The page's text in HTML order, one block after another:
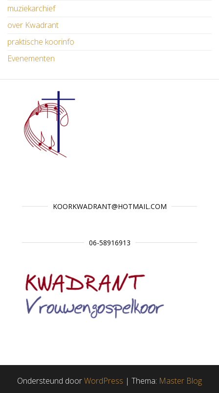
muziekarchief
over Kwadrant
praktische koorinfo
Evenementen
KOORKWADRANT@HOTMAIL.COM
06-58916913
Ondersteund doorWordPress | Thema: Master Blog